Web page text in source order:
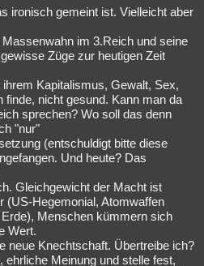
ironisch gemeint ist. Vielleicht aber
im 3.Reich und seine
Züge zur heutigen Zeit
Kapitalismus, Gewalt, Sex,
finde, nicht gesund. Kann man da
sprechen? Wo soll das denn
"nur"
(entschuldigt bitte diese
Und heute? Das
Gleichgewicht der Macht ist
(US-Hegemonial, Atomwaffen
Menschen kümmern sich
Wert.
neue Knechtschaft. Übertreibe ich?
ehrliche Meinung und stelle fest,